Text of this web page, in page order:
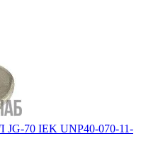
70 IEK UNP40-070-11-